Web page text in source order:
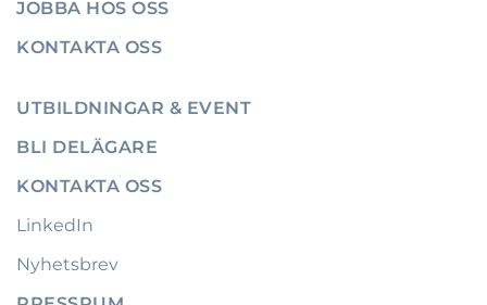
JOBBA HOS OSS
KONTAKTA OSS
UTBILDNINGAR & EVENT
BLI DELÄGARE
KONTAKTA OSS
LinkedIn
Nyhetsbrev